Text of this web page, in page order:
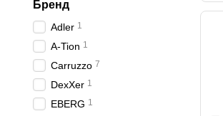
Бренд
Adler 1
A-Tion 1
Carruzzo 7
DexXer 1
EBERG 1